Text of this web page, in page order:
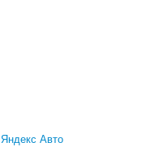
Яндекс Авто